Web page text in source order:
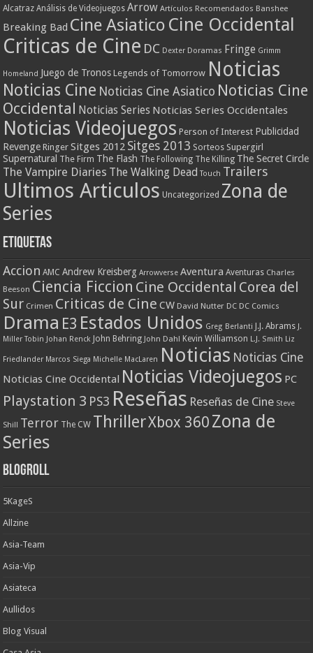
Alcatraz Análisis de Videojuegos Arrow Artículos Recomendados Banshee
Breaking Bad Cine Asiatico Cine Occidental
Criticas de Cine DC Dexter Doramas Fringe Grimm
Homeland Juego de Tronos Legends of Tomorrow Noticias
Noticias Cine Noticias Cine Asiatico Noticias Cine
Occidental Noticias Series Noticias Series Occidentales
Noticias Videojuegos Person of Interest Publicidad
Revenge Ringer Sitges 2012 Sitges 2013 Sorteos Supergirl
Supernatural The Firm The Flash The Following The Killing The Secret Circle
The Vampire Diaries The Walking Dead Touch Trailers
Ultimos Articulos Uncategorized Zona de
Series
Etiquetas
Accion AMC Andrew Kreisberg Arrowverse Aventura Aventuras Charles
Beeson Ciencia Ficcion Cine Occidental Corea del
Sur Crimen Criticas de Cine CW David Nutter DC DC Comics
Drama E3 Estados Unidos Greg Berlanti J.J. Abrams J.
Miller Tobin Johan Renck John Behring John Dahl Kevin Williamson L.J. Smith Liz
Friedlander Marcos Siega Michelle MacLaren Noticias Noticias Cine
Noticias Cine Occidental Noticias Videojuegos PC
Playstation 3 PS3 Reseñas Reseñas de Cine Steve
Shill Terror The CW ThrillerXbox 360 Zona de
Series
Blogroll
5KageS
Allzine
Asia-Team
Asia-Vip
Asiateca
Aullidos
Blog Visual